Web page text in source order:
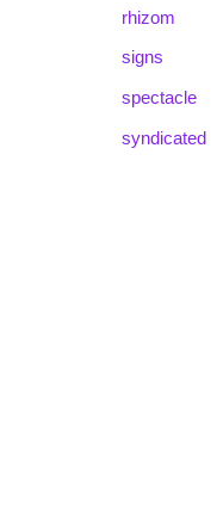
rhizom
signs
spectacle
syndicated